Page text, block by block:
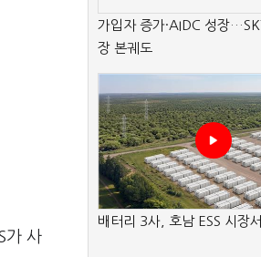
가 사
가입자 증가·AIDC 성장
장 본궤도
배터리 3사, 호남 ESS 시장서